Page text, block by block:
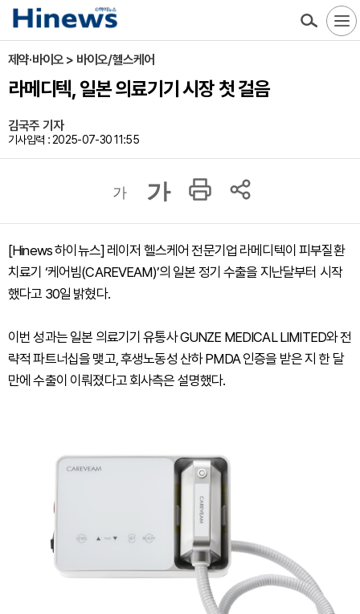
제약·바이오 > 바이오/헬스케어
라메디텍, 일본 의료기기 시장 첫 걸음
김국주 기자
기사입력 : 2025-07-30 11:55
가 가
[Hinews 하이뉴스] 레이저 헬스케어 전문기업 라메디텍이 피부질환
치료기 ‘케어빔(CAREVEAM)’의 일본 정기 수출을 지난달부터 시작
했다고 30일 밝혔다.
이번 성과는 일본 의료기기 유통사 GUNZE MEDICAL LIMITED와 전
략적 파트너십을 맺고, 후생노동성 산하 PMDA 인증을 받은 지 한 달
만에 수출이 이뤄졌다고 회사측은 설명했다.